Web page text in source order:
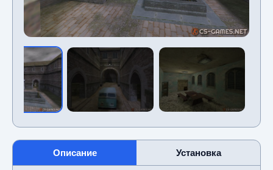
Описание Установка